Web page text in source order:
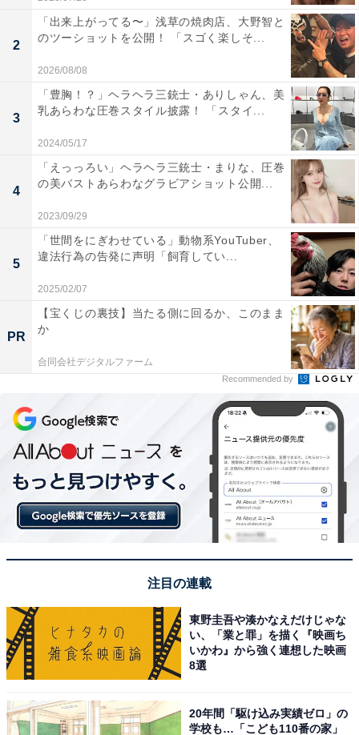
2
「出来上がってる〜」浅草の焼肉店、大野智と
のツーショットを公開！ 「スゴく楽しそ...
2026/08/08
3
「豊胸！？」ヘラヘラ三銃士・ありしゃん、美
乳あらわな圧巻スタイル披露！ 「スタイ...
2024/05/17
4
「えっっろい」ヘラヘラ三銃士・まりな、圧巻
の美バストあらわなグラビアショット公開...
2023/09/29
5
「世間をにぎわせている」動物系YouTuber、
違法行為の告発に声明「飼育してい...
2025/02/07
PR
【宝くじの裏技】当たる側に回るか、このまま
か
合同会社デジタルファーム
Recommended by
注目の連載
東野圭吾や湊かなえだけじゃな
い、「業と罪」を描く『映画ち
いかわ』から強く連想した映画
8選
20年間「駆け込み実績ゼロ」の
学校も…「こども110番の家」